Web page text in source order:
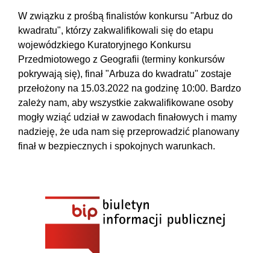
W związku z prośbą finalistów konkursu "Arbuz do
kwadratu", którzy zakwalifikowali się do etapu
wojewódzkiego Kuratoryjnego Konkursu
Przedmiotowego z Geografii (terminy konkursów
pokrywają się), finał "Arbuza do kwadratu" zostaje
przełożony na 15.03.2022 na godzinę 10:00. Bardzo
zależy nam, aby wszystkie zakwalifikowane osoby
mogły wziąć udział w zawodach finałowych i mamy
nadzieję, że uda nam się przeprowadzić planowany
finał w bezpiecznych i spokojnych warunkach.